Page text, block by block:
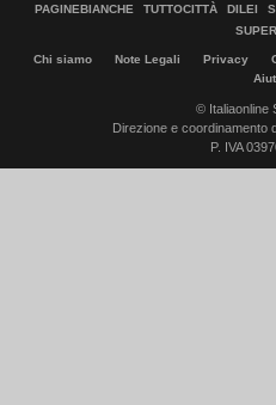
PAGINEBIANCHE
TUTTOCITTÀ DILEI
Chi siamo Note Legali Privacy
© Italiaonline
Direzione e coordinamento
P. IVA